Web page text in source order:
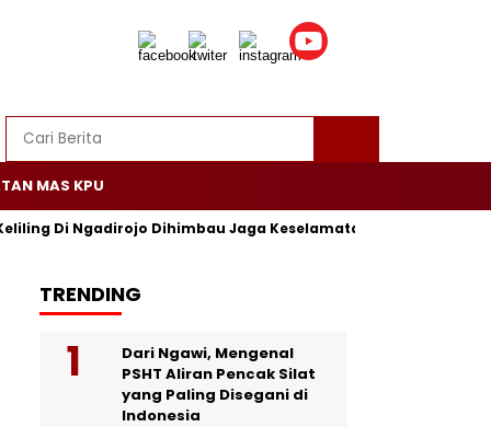
MAS KPU
Di Ngadirojo Dihimbau Jaga Keselamatan dan Ketertiban
TRENDING
Dari Ngawi, Mengenal
PSHT Aliran Pencak Silat
yang Paling Disegani di
Indonesia